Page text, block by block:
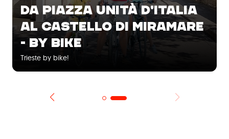
DA PIAZZA UNITÀ D'ITALIA
AL CASTELLO DI MIRAMARE
- BY BIKE
Trieste by bike!